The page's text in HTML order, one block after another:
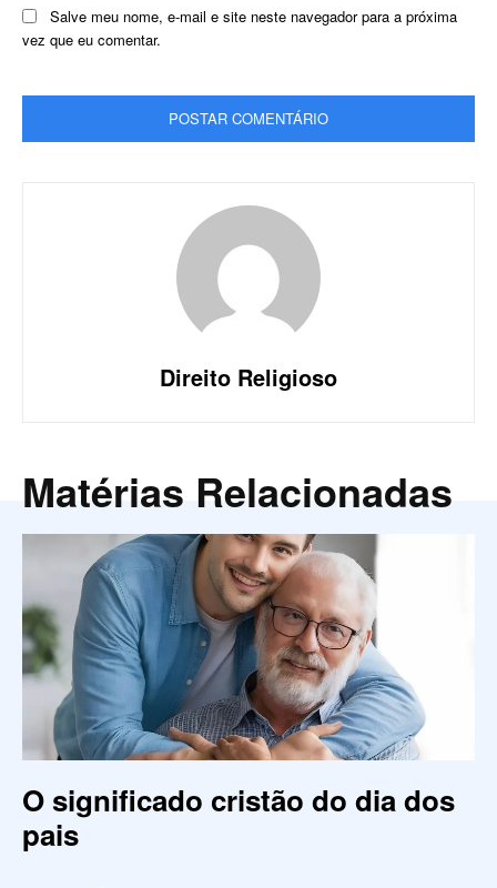
Salve meu nome, e-mail e site neste navegador para a próxima
vez que eu comentar.
Direito Religioso
Matérias Relacionadas
O significado cristão do dia dos
pais